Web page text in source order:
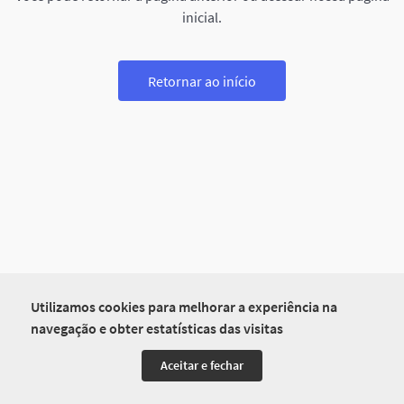
Utilizamos cookies para melhorar a experiência na
navegação e obter estatísticas das visitas
Aceitar e fechar
inicial.
Retornar ao início